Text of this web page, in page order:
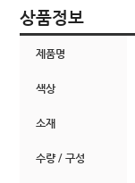
상품정보
제품명
색상
소재
수량 / 구성